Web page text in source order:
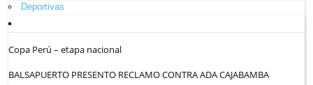
Deportivas
Copa Perú – etapa nacional
BALSAPUERTO PRESENTO RECLAMO CONTRA ADA CAJABAMBA